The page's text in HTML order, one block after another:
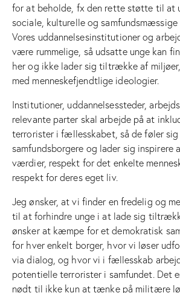
for at beholde, fx den rette støtte til at
sociale, kulturelle og samfundsmæssige
Vores uddannelsesinstitutioner og
være rummelige, så udsatte unge kan
her og ikke lader sig tiltrække af
med menneskefjendtlige ideologier.
Institutioner, uddannelsessteder,
relevante parter skal arbejde på at
terrorister i fællesskabet, så de føler sig
samfundsborgere og lader sig inspirere
værdier, respekt for det enkelte
respekt for deres eget liv.
Jeg ønsker, at vi finder en fredelig og
til at forhindre unge i at lade sig
ønsker at kæmpe for et demokratisk
for hver enkelt borger, hvor vi løser
via dialog, og hvor vi i fællesskab
potentielle terrorister i samfundet. Det
nødt til ikke kun at tænke på militære